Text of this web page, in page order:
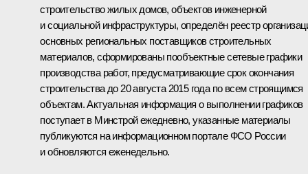
строительство жилых домов, объектов инженерной
и социальной инфраструктуры, определён реестр
основных региональных поставщиков строительных
материалов, сформированы пообъектные сетевые графики
производства работ, предусматривающие срок окончания
строительства до 20 августа 2015 года по всем строящимся
объектам. Актуальная информация о выполнении графиков
поступает в Минстрой ежедневно, указанные материалы
публикуются на информационном портале ФСО России
и обновляются еженедельно.